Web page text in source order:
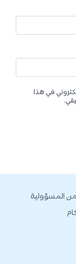
في هذا
المسؤولية